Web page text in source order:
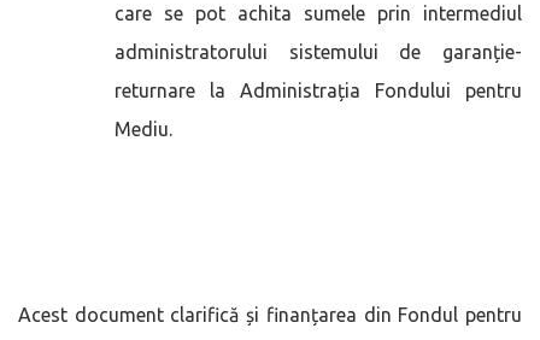
care se pot achita sumele prin intermediul
administratorului sistemului de garanție-
returnare la Administrația Fondului pentru
Mediu.
Acest document clarifică și finanțarea din Fondul pentru